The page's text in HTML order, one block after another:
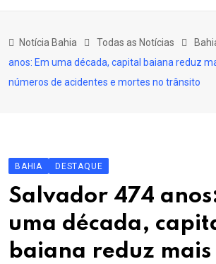
Educação
Política
Notícia Bahia Todas as Notícias
anos: Em uma década, capital baiana reduz
números de acidentes e mortes no trânsito
BAHIA DESTAQUE
Salvador 474
uma década,
baiana reduz mais